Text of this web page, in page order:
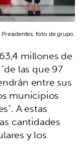
foto de grupo.
millones de
las que 97
entre sus
municipios
A estas
cantidades
y los